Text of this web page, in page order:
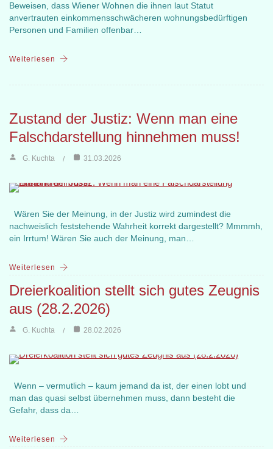
Beweisen, dass Wiener Wohnen die ihnen laut Statut
anvertrauten einkommensschwächeren wohnungsbedürftigen
Personen und Familien offenbar…
Weiterlesen
Zustand der Justiz: Wenn man eine
Falschdarstellung hinnehmen muss!
G. Kuchta 31.03.2026
Wären Sie der Meinung, in der Justiz wird zumindest die
nachweislich feststehende Wahrheit korrekt dargestellt? Mmmmh,
ein Irrtum! Wären Sie auch der Meinung, man…
Weiterlesen
Dreierkoalition stellt sich gutes Zeugnis
aus (28.2.2026)
G. Kuchta 28.02.2026
Wenn – vermutlich – kaum jemand da ist, der einen lobt und
man das quasi selbst übernehmen muss, dann besteht die
Gefahr, dass da…
Weiterlesen